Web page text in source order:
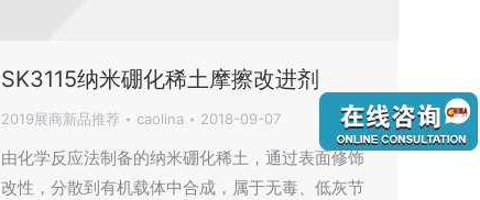
SK3115纳米硼化稀土摩擦改进剂
2019展商新品推荐 caolina 2018-09-07
由化学反应法制备的纳米硼化稀土，通过表面修饰
改性，分散到有机载体中合成，属于无毒、低灰节